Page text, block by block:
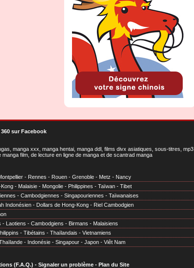
sur Facebook
manga xxx, manga hentai, manga ddl, films divx asiatiques, sous-titres, mp3
film, de lecture en ligne de manga et de scantrad manga
- Rennes - Rouen - Grenoble - Metz - Nancy
Kong - Malaisie - Mongolie - Philippines - Taïwan - Tibet
- Cambodgiennes - Singapouriennes - Taïwanaises
Indonésien - Dollars de Hong-Kong - Riel Cambodgien
- Laotiens - Cambodgiens - Birmans - Malaisiens
- Tibétains - Thaïlandais - Vietnamiens
- Indonésie - Singapour - Japon - Viêt Nam
(F.A.Q.) - Signaler un problème- Plan du Site